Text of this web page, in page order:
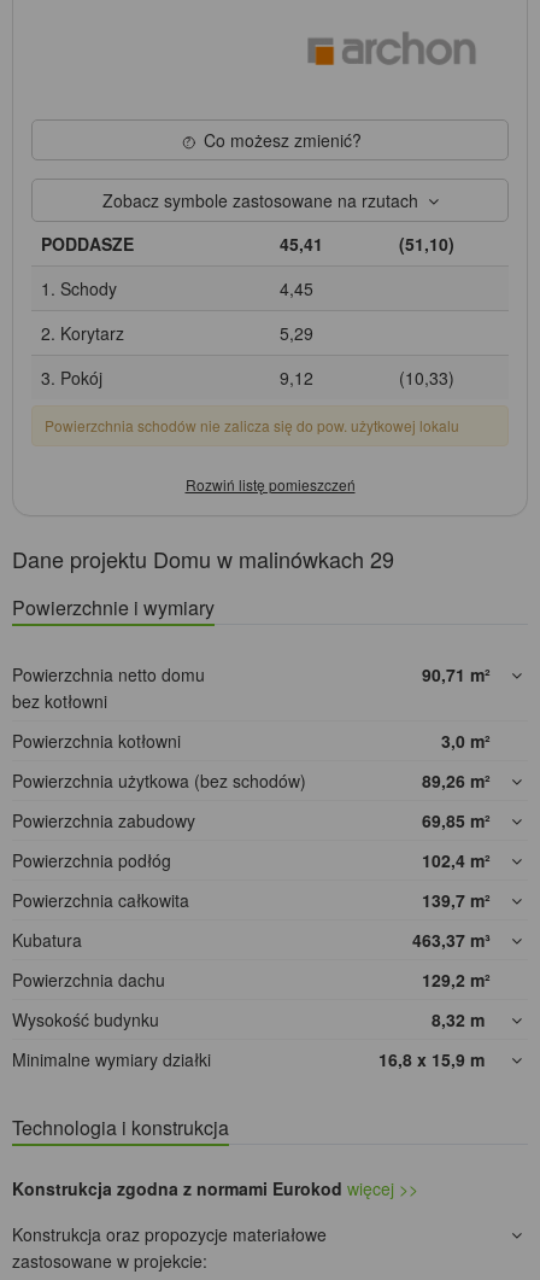
Co możesz zmienić?
Zobacz symbole zastosowane na rzutach
PODDASZE
45,41
(51,10)
1. Schody
4,45
2. Korytarz
5,29
3. Pokój
9,12 (10,33)
Powierzchnia schodów nie zalicza się do pow. użytkowej lokalu
Dane projektu Domu w malinówkach 29
Powierzchnie i wymiary
Powierzchnia netto domu
bez kotłowni
90,71 m²
Powierzchnia kotłowni 3,0 m²
Powierzchnia użytkowa (bez schodów)
89,26 m²
Powierzchnia zabudowy
69,85 m²
Powierzchnia podłóg
102,4 m²
Powierzchnia całkowita
139,7 m²
Kubatura
463,37 m³
Powierzchnia dachu
129,2 m²
Wysokość budynku
8,32 m
Minimalne wymiary działki
16,8 x 15,9 m
Technologia i konstrukcja
Konstrukcja zgodna z normami Eurokod więcej >>
Konstrukcja oraz propozycje materiałowe
zastosowane w projekcie: